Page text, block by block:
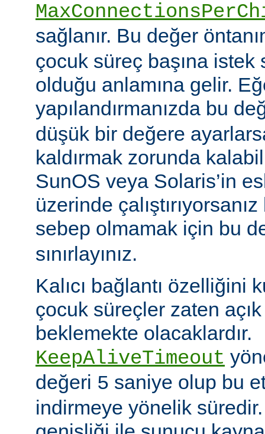
sağlanır. Bu değer
çocuk süreç başına istek
olduğu anlamına gelir.
yapılandırmanızda bu
düşük bir değere
kaldırmak zorunda
SunOS veya Solaris’in
üzerinde
sebep olmamak için bu
sınırlayınız.
Kalıcı bağlantı özelliğini
çocuk süreçler zaten
beklemekte olacaklardır.
KeepAliveTimeout
değeri 5 saniye olup bu
indirmeye yönelik